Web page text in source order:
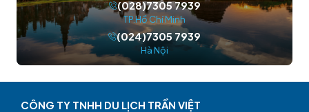
(028)7305 7939
TP.Hồ Chí Minh
(024)7305 7939
Hà Nội
CÔNG TY TNHH DU LỊCH TRẦN VIỆT